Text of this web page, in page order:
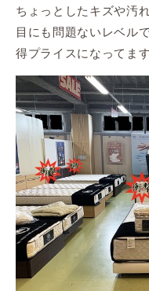
ちょっとしたキズや汚
目にも問題ないレベル
得プライスになってます